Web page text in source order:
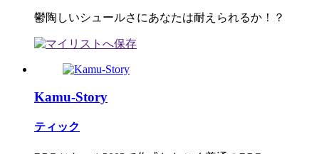
鬱陶しいシュールさにあなたは耐えられるか！？
Kamu-Story
ティック